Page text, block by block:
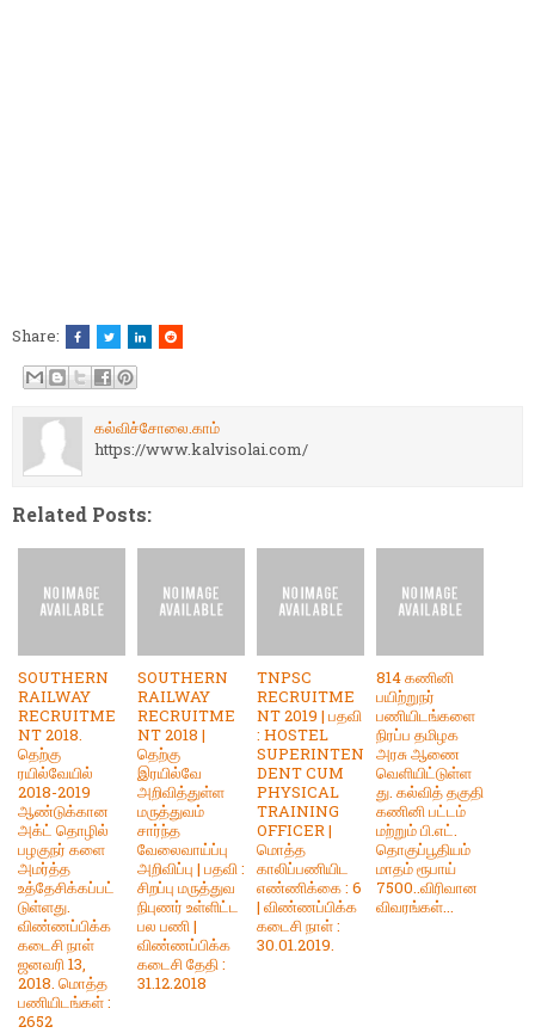
Share:
கல்விச்சோலை.காம்
https://www.kalvisolai.com/
Related Posts:
SOUTHERN
RAILWAY
RECRUITME
NT 2018.
தெற்கு
ரயில்வேயில்
2018-2019
ஆண்டுக்கான
அக்ட் தொழில்
பழகுநர் களை
அமர்த்த
உத்தேசிக்கப்பட்
டுள்ளது.
விண்ணப்பிக்க
கடைசி நாள்
ஜனவரி 13,
2018. மொத்த
பணியிடங்கள் :
2652
SOUTHERN
RAILWAY
RECRUITME
NT 2018 |
தெற்கு
இரயில்வே
அறிவித்துள்ள
மருத்துவம்
சார்ந்த
வேலைவாய்ப்பு
அறிவிப்பு | பதவி :
சிறப்பு மருத்துவ
நிபுணர் உள்ளிட்ட
பல பணி |
விண்ணப்பிக்க
கடைசி தேதி :
31.12.2018
TNPSC
RECRUITME
NT 2019 | பதவி
: HOSTEL
SUPERINTEN
DENT CUM
PHYSICAL
TRAINING
OFFICER |
மொத்த
காலிப்பணியிட
எண்ணிக்கை : 6
| விண்ணப்பிக்க
கடைசி நாள் :
30.01.2019.
814 கணினி
பயிற்றுநர்
பணியிடங்களை
நிரப்ப தமிழக
அரசு ஆணை
வெளியிட்டுள்ள
து. கல்வித் தகுதி
கணினி பட்டம்
மற்றும் பி.எட்.
தொகுப்பூதியம்
மாதம் ரூபாய்
7500..விரிவான
விவரங்கள்...